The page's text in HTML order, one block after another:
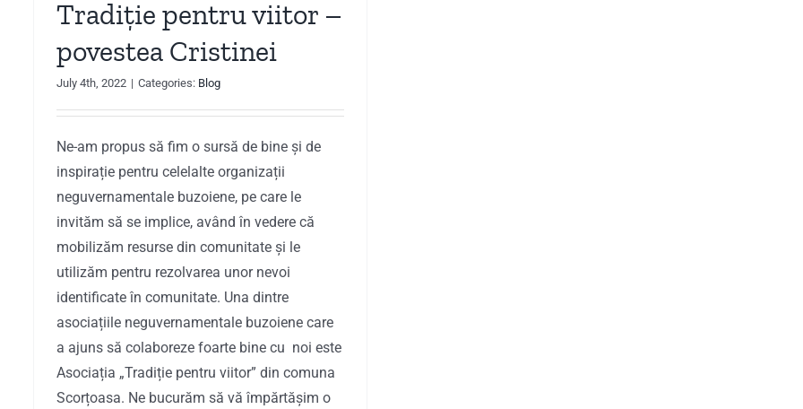
Tradiție pentru viitor –
povestea Cristinei
July 4th, 2022 | Categories: Blog
Ne-am propus să fim o sursă de bine și de
inspirație pentru celelalte organizații
neguvernamentale buzoiene, pe care le
invităm să se implice, având în vedere că
mobilizăm resurse din comunitate și le
utilizăm pentru rezolvarea unor nevoi
identificate în comunitate. Una dintre
asociațiile neguvernamentale buzoiene care
a ajuns să colaboreze foarte bine cu noi este
Asociația „Tradiție pentru viitor” din comuna
Scorțoasa. Ne bucurăm să vă împărtășim o